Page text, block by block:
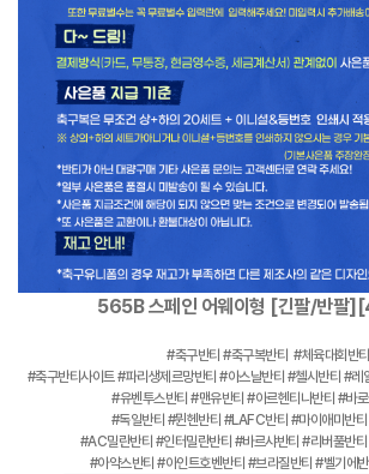
565B 스페인 어웨이형 [긴팔/반팔
#축구반티 #축구복반티 #체육대회반티
#축구반티사이트 #파리생제르망반티 #아스날반티 #첼시반티 #레
#유벤투스반티 #맨유반티 #아르헨티나반티 #바
#독일반티 #뮌헨반티 #LAFC반티 #마이애미반
#AC밀란반티 #인터밀란반티 #바르샤반티 #리버풀반
#아약스반티 #아인트호벤반티 #브라질반티 #벨기에